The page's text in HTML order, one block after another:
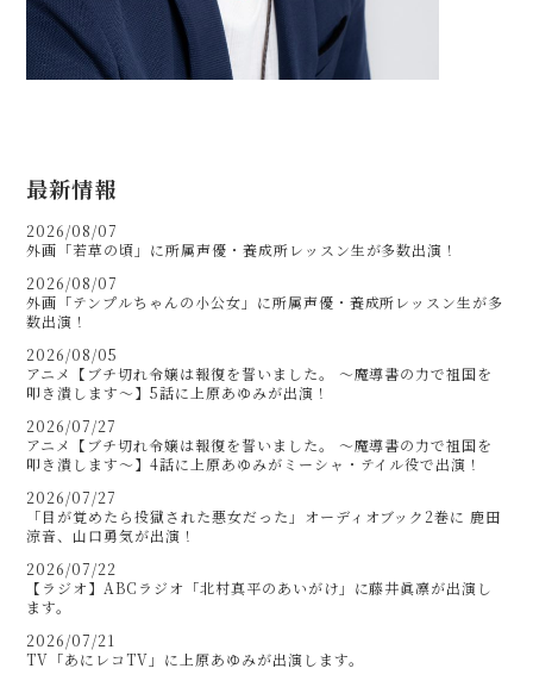
最新情報
2026/08/07
外画「若草の頃」に所属声優・養成所レッスン生が多数出演！
2026/08/07
外画「テンプルちゃんの小公女」に所属声優・養成所レッスン生が多
数出演！
2026/08/05
アニメ【ブチ切れ令嬢は報復を誓いました。 ～魔導書の力で祖国を
叩き潰します～】5話に上原あゆみが出演！
2026/07/27
アニメ【ブチ切れ令嬢は報復を誓いました。 ～魔導書の力で祖国を
叩き潰します～】4話に上原あゆみがミーシャ・テイル役で出演！
2026/07/27
「目が覚めたら投獄された悪女だった」オーディオブック2巻に 鹿田
涼音、山口勇気が出演！
2026/07/22
【ラジオ】ABCラジオ「北村真平のあいがけ」に藤井眞凛が出演し
ます。
2026/07/21
TV「あにレコTV」に上原あゆみが出演します。